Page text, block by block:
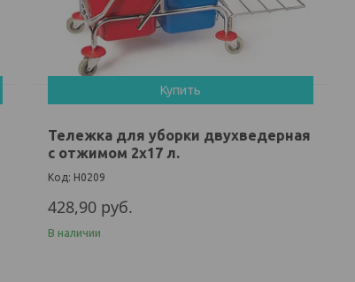
Купить
Тележка для уборки двухведерная
с отжимом 2х17 л.
H0209
428,90 руб.
В наличии